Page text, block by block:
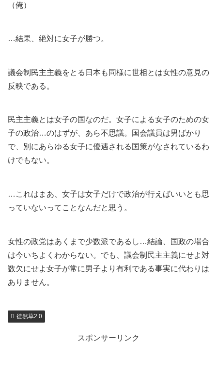
（俺）
…結果、絶対に女子が勝つ。
議会制民主主義をとる日本も同様に世相とは女性の意見の
反映である。
民主主義とは女子の国なのだ。女子による女子のための女
子の政治…のはずが、あら不思議。国会議員は男ばかり
で、別にあらゆる女子に優遇される国策がなされているわ
けでもない。
…これはまあ、女子は女子だけで政治が行えばいいとも思
っていないってことなんだと思う。
女性の政党はあくまで少数派であるし…結論、国政の場合
は今いちよくわからない。でも、議会制民主主義にせよ対
数欠にせよ女子が常に男子より有利である事実に代わりは
ありません。
徒然草2.0
スポンサーリンク